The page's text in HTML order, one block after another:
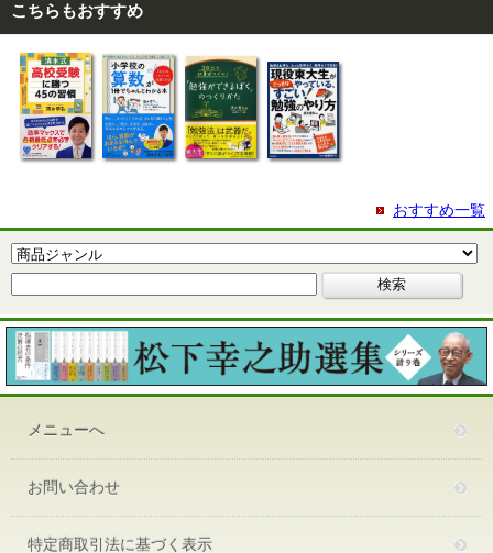
こちらもおすすめ
おすすめ一覧
メニューへ
お問い合わせ
特定商取引法に基づく表示